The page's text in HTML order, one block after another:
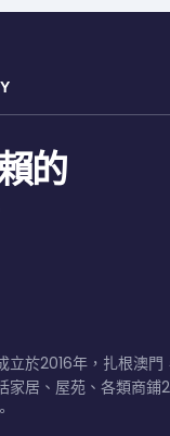
的
立於2016年，扎根澳
家居、屋苑、各類商鋪